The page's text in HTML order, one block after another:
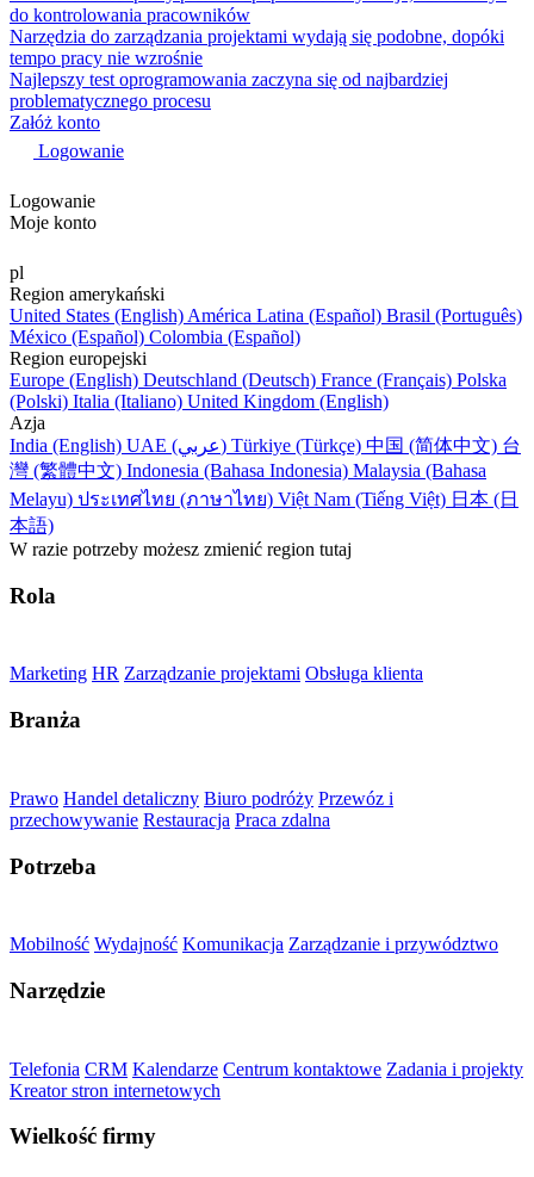
do kontrolowania pracowników
Narzędzia do zarządzania projektami wydają się podobne, dopóki
tempo pracy nie wzrośnie
Najlepszy test oprogramowania zaczyna się od najbardziej
problematycznego procesu
Załóż konto
Logowanie
Logowanie
Moje konto
pl
Region amerykański
United States (English) América Latina (Español) Brasil (Português)
México (Español) Colombia (Español)
Region europejski
Europe (English) Deutschland (Deutsch) France (Français) Polska
(Polski) Italia (Italiano) United Kingdom (English)
Azja
India (English)
UAE (عربي) Türkiye (Türkçe) 中国 (简体中文) 台
灣 (繁體中文) Indonesia (Bahasa Indonesia) Malaysia (Bahasa
Melayu) ประเทศไทย (ภาษาไทย) Việt Nam (Tiếng Việt) 日本 (日
本語)
W razie potrzeby możesz zmienić region tutaj
Rola
Marketing HR Zarządzanie projektami Obsługa klienta
Branża
Prawo Handel detaliczny Biuro podróży Przewóz i
przechowywanie Restauracja Praca zdalna
Potrzeba
Mobilność Wydajność Komunikacja Zarządzanie i przywództwo
Narzędzie
Telefonia CRM Kalendarze Centrum kontaktowe Zadania i projekty
Kreator stron internetowych
Wielkość firmy